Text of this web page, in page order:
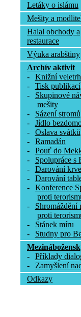
Letáky o islámu
Mešity a
Halal obchody a
restaurace
Výuka arabštiny
Archív aktivit
-
Knižní veletrh
-
Tisk publikací
-
Skupinové
mešity
-
Sázení stromů
-
Jídlo
-
Oslava svátků
-
Ramadán
-
Pouť do
-
Spolupráce s
-
Darování krve
-
Darování
-
Konference
proti
-
Shromáždění
proti
-
Stánek míru
-
Studny pro
-
Příklady
-
Zamyšlení
Odkazy